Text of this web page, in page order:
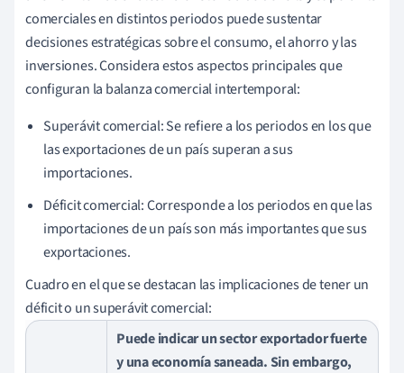
comerciales en distintos periodos puede sustentar
decisiones estratégicas sobre el consumo, el ahorro y las
inversiones. Considera estos aspectos principales que
configuran la balanza comercial intertemporal:
Superávit comercial: Se refiere a los periodos en los que
las exportaciones de un país superan a sus
importaciones.
Déficit comercial: Corresponde a los periodos en que las
importaciones de un país son más importantes que sus
exportaciones.
Cuadro en el que se destacan las implicaciones de tener un
déficit o un superávit comercial:
Puede indicar un sector exportador fuerte
y una economía saneada. Sin embargo,